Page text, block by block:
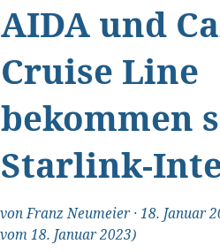
AIDA und
Cruise Line
bekommen
Starlink-
vonFranz Neumeier·18. Januar
vom 18. Januar 2023)